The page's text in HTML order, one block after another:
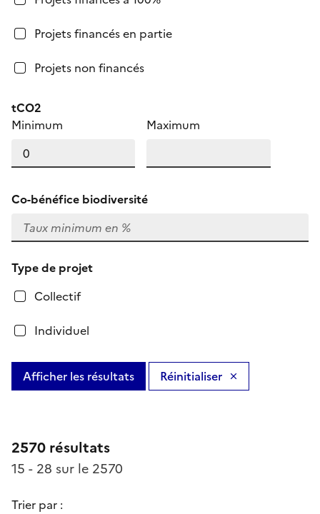
Projets financés en partie
Projets non financés
tCO2
Minimum
Maximum
Co-bénéfice biodiversité
Type de projet
Collectif
Individuel
Afficher les résultats Réinitialiser
2570 résultats
15 - 28 sur le 2570
Trier par :